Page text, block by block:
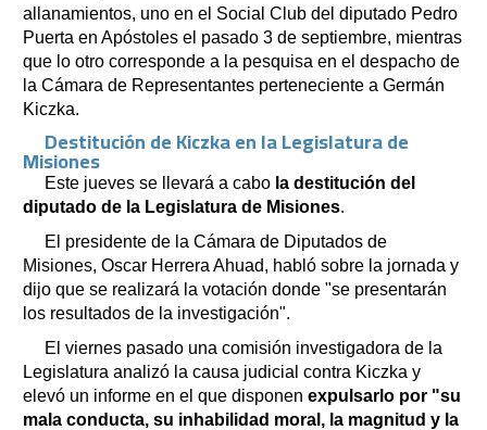
allanamientos, uno en el Social Club del diputado Pedro
Puerta en Apóstoles el pasado 3 de septiembre, mientras
que lo otro corresponde a la pesquisa en el despacho de
la Cámara de Representantes perteneciente a Germán
Kiczka.
Destitución de Kiczka en la Legislatura de
Misiones
Este jueves se llevará a cabo la destitución del
diputado de la Legislatura de Misiones.
El presidente de la Cámara de Diputados de
Misiones, Oscar Herrera Ahuad, habló sobre la jornada y
dijo que se realizará la votación donde "se presentarán
los resultados de la investigación".
El viernes pasado una comisión investigadora de la
Legislatura analizó la causa judicial contra Kiczka y
elevó un informe en el que disponen expulsarlo por "su
mala conducta, su inhabilidad moral, la magnitud y la